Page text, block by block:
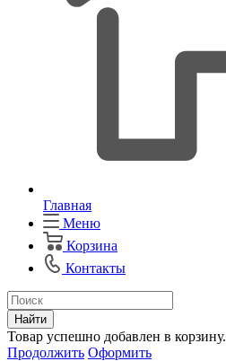
Главная
Меню
Корзина
Контакты
Найти
Товар успешно добавлен в корзину.
Продолжить Оформить